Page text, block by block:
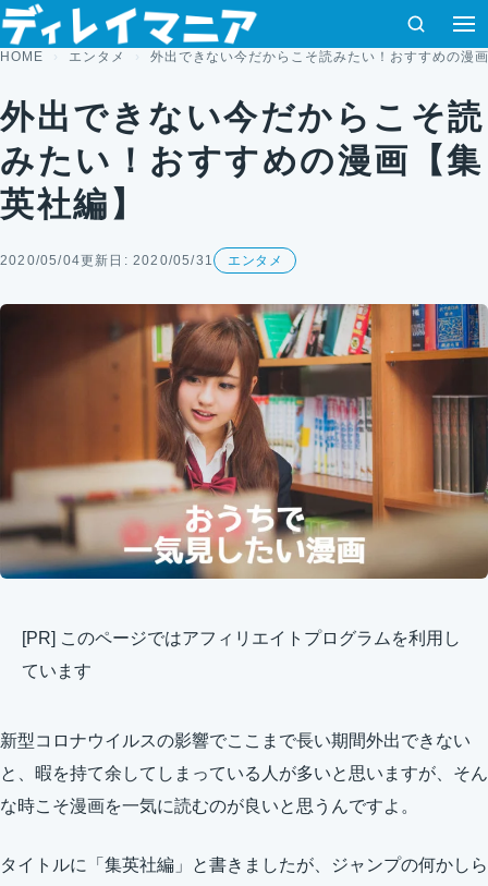
コンテンツへスキップ
検索
HOME エンタメ 外出できない今だからこそ読みたい！おすすめの漫
外出できない今だからこそ読
みたい！おすすめの漫画【集
英社編】
2020/05/04更新日: 2020/05/31 エンタメ
[PR] このページではアフィリエイトプログラムを利用し
ています
新型コロナウイルスの影響でここまで長い期間外出できない
と、暇を持て余してしまっている人が多いと思いますが、そん
な時こそ漫画を一気に読むのが良いと思うんですよ。
タイトルに「集英社編」と書きましたが、ジャンプの何かしら